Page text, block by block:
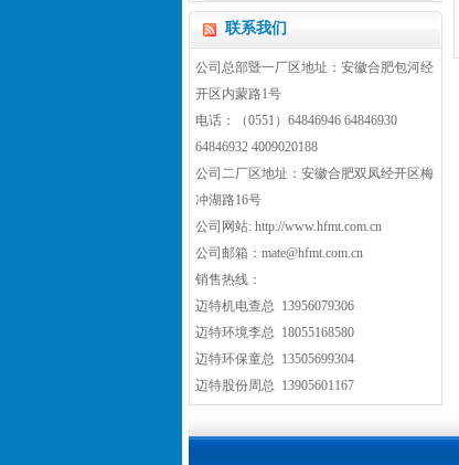
联系我们
公司总部暨一厂区地址：安徽合肥包河经
开区内蒙路1号
电话：（0551）64846946 64846930
64846932 4009020188
公司二厂区地址：安徽合肥双凤经开区梅
冲湖路16号
公司网站: http://www.hfmt.com.cn
公司邮箱： mate@hfmt.com.cn
销售热线 ：
迈特机电查总 13956079306
迈特环境李总 18055168580
迈特环保童总 13505699304
迈特股份周总 13905601167